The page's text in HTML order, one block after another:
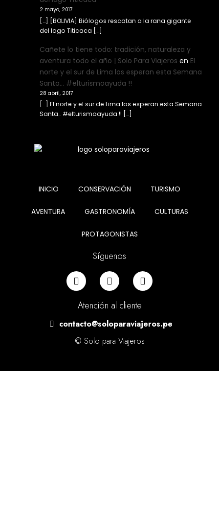
2 mayo, 2017
[…] [BOLIVIA] Biólogos rescatan a la rana gigante
del lago Titicaca […]
Cañete lo tiene todo: tradición, naturaleza y
aventura todo el año | Solo Para Viajeros en El
norte y el sur de Lima los esperan esta Semana
Santa… #elturismoayuda !!
28 abril, 2017
[…] El norte y el sur de Lima los esperan esta Semana
Santa… #elturismoayuda !! […]
INICIO CONSERVACIÓN TURISMO
AVENTURA GASTRONOMÍA CULTURAS
PROTAGONISTAS
Síguenos
Atención al cliente
contacto@soloparaviajeros.pe
© Solo para Viajeros